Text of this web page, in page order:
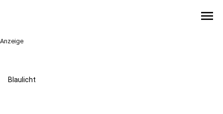
menu
Anzeige
Blaulicht